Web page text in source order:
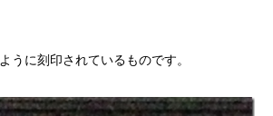
うに刻印されているものです。